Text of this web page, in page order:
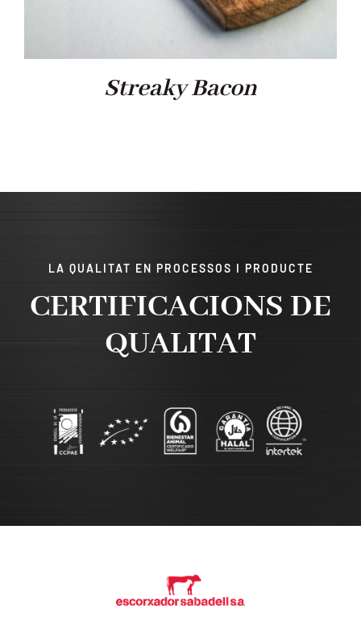
Streaky Bacon
LA QUALITAT EN PROCESSOS I PRODUCTE
CERTIFICACIONS DE
QUALITAT